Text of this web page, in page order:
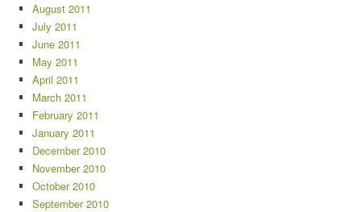
August 2011
July 2011
June 2011
May 2011
April 2011
March 2011
February 2011
January 2011
December 2010
November 2010
October 2010
September 2010